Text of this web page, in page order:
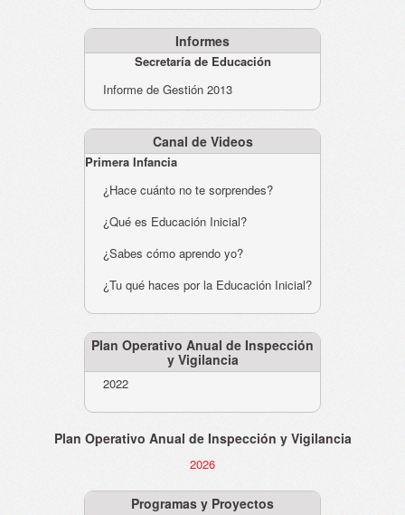
Informes
Secretaría de Educación
Informe de Gestión 2013
Canal de Videos
Primera Infancia
¿Hace cuánto no te sorprendes?
¿Qué es Educación Inicial?
¿Sabes cómo aprendo yo?
¿Tu qué haces por la Educación Inicial?
Plan Operativo Anual de Inspección
y Vigilancia
2022
Plan Operativo Anual de Inspección y Vigilancia
2026
Programas y Proyectos